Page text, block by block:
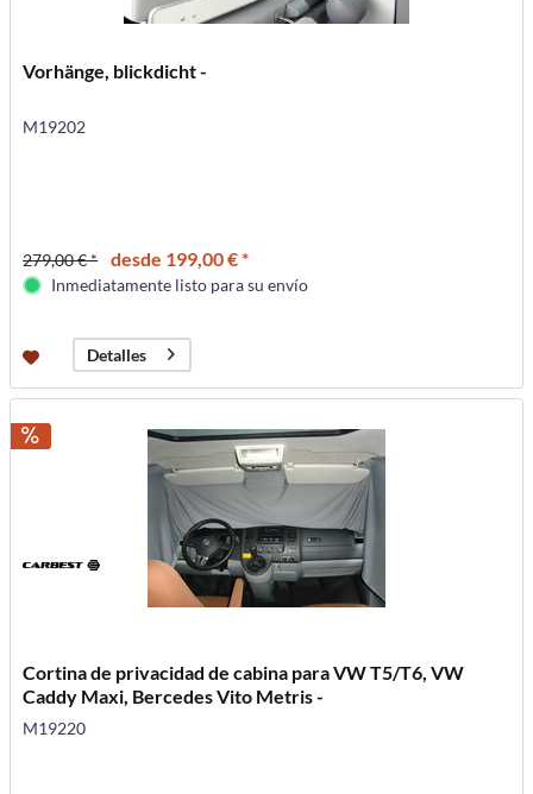
Vorhänge, blickdicht -
M19202
279,00 € * desde 199,00 € *
Inmediatamente listo para su envío
Detalles
Cortina de privacidad de cabina para VW T5/T6, VW
Caddy Maxi, Bercedes Vito Metris -
M19220